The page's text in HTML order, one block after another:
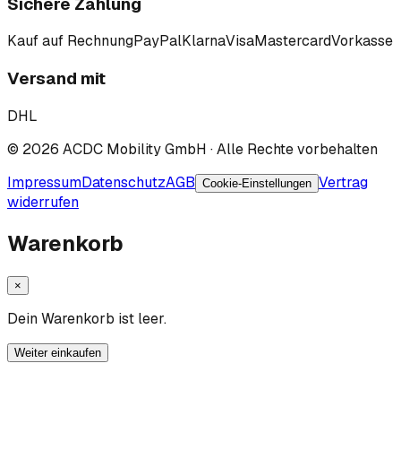
Kauf auf RechnungPayPalKlarnaVisaMastercardVorkasse
Versand mit
DHL
© 2026 ACDC Mobility GmbH · Alle Rechte vorbehalten
ImpressumDatenschutzAGB Cookie-Einstellungen Vertrag
widerrufen
Warenkorb
×
Dein Warenkorb ist leer.
Weiter einkaufen